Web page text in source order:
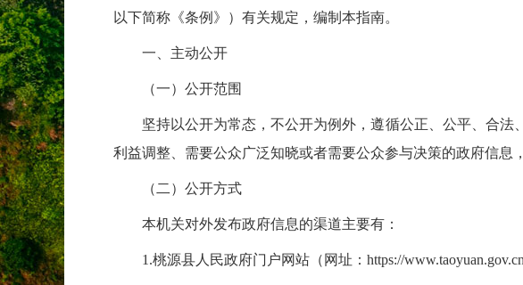
以下简称《条例》）有关规定，编制本指南。
一、主动公开
（一）公开范围
坚持以公开为常态，不公开为例外，遵循公正、公平、合
利益调整、需要公众广泛知晓或者需要公众参与决策的政府信息
（二）公开方式
本机关对外发布政府信息的渠道主要有：
1.桃源县人民政府门户网站（网址：https://